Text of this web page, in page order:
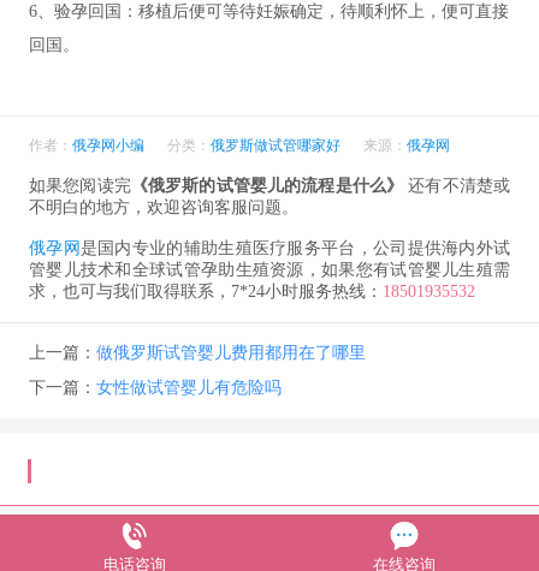
6、验孕回国：移植后便可等待妊娠确定，待顺利怀上，便可直接
回国。
作者： 俄孕网小编 分类： 俄罗斯做试管哪家好 来源： 俄孕网
如果您阅读完《俄罗斯的试管婴儿的流程是什么》
还有不清楚或
不明白的地方，欢迎咨询客服问题。
俄孕网 是国内专业的辅助生殖医疗服务平台，公司提供海内外试
管婴儿技术和全球试管孕助生殖资源，如果您有试管婴儿生殖需
求，也可与我们取得联系，7*24小时服务热线： 18501935532
上一篇： 做俄罗斯试管婴儿费用都用在了哪里
下一篇： 女性做试管婴儿有危险吗
电话咨询 在线咨询